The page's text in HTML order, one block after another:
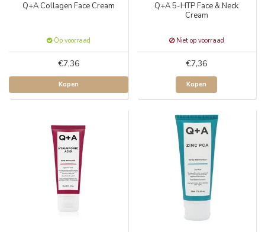
Q+A Collagen Face Cream
Op voorraad
€7,36
Kopen
Q+A 5-HTP Face & Neck
Cream
Niet op voorraad
€7,36
Kopen